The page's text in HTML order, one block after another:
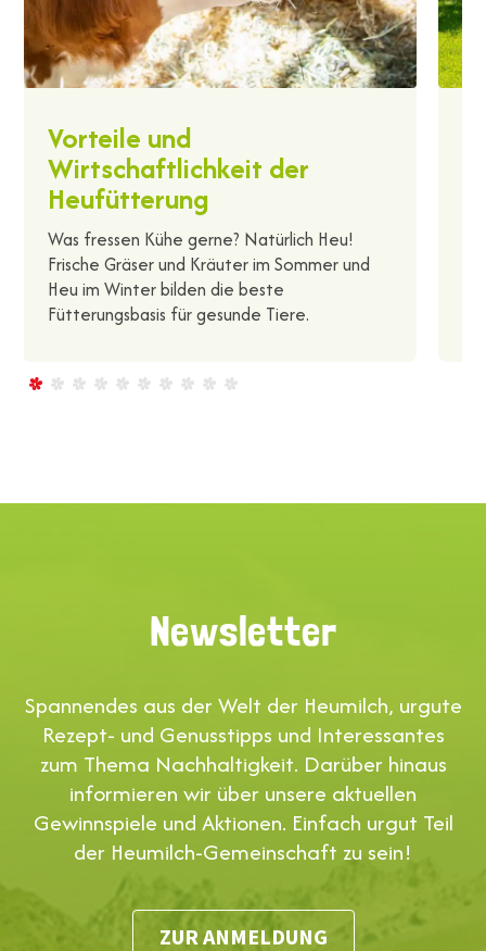
Vorteile und
Wirtschaftlichkeit der
Heufütterung
Was fressen Kühe gerne? Natürlich Heu!
Frische Gräser und Kräuter im Sommer und
Heu im Winter bilden die beste
Fütterungsbasis für gesunde Tiere.
Newsletter
Spannendes aus der Welt der Heumilch, urgute
Rezept- und Genusstipps und Interessantes
zum Thema Nachhaltigkeit. Darüber hinaus
informieren wir über unsere aktuellen
Gewinnspiele und Aktionen. Einfach urgut Teil
der Heumilch-Gemeinschaft zu sein!
ZUR ANMELDUNG